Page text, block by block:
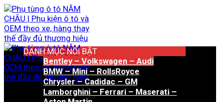
Bỏ
qua
nội
dung
DANH MỤC NỔI BẬT
Bentley – Volkswagen – Audi
BMW – Mini – RollsRoyce
Chrysler – Cadidac – GM
Lamborghini – Ferrari – Maserati –